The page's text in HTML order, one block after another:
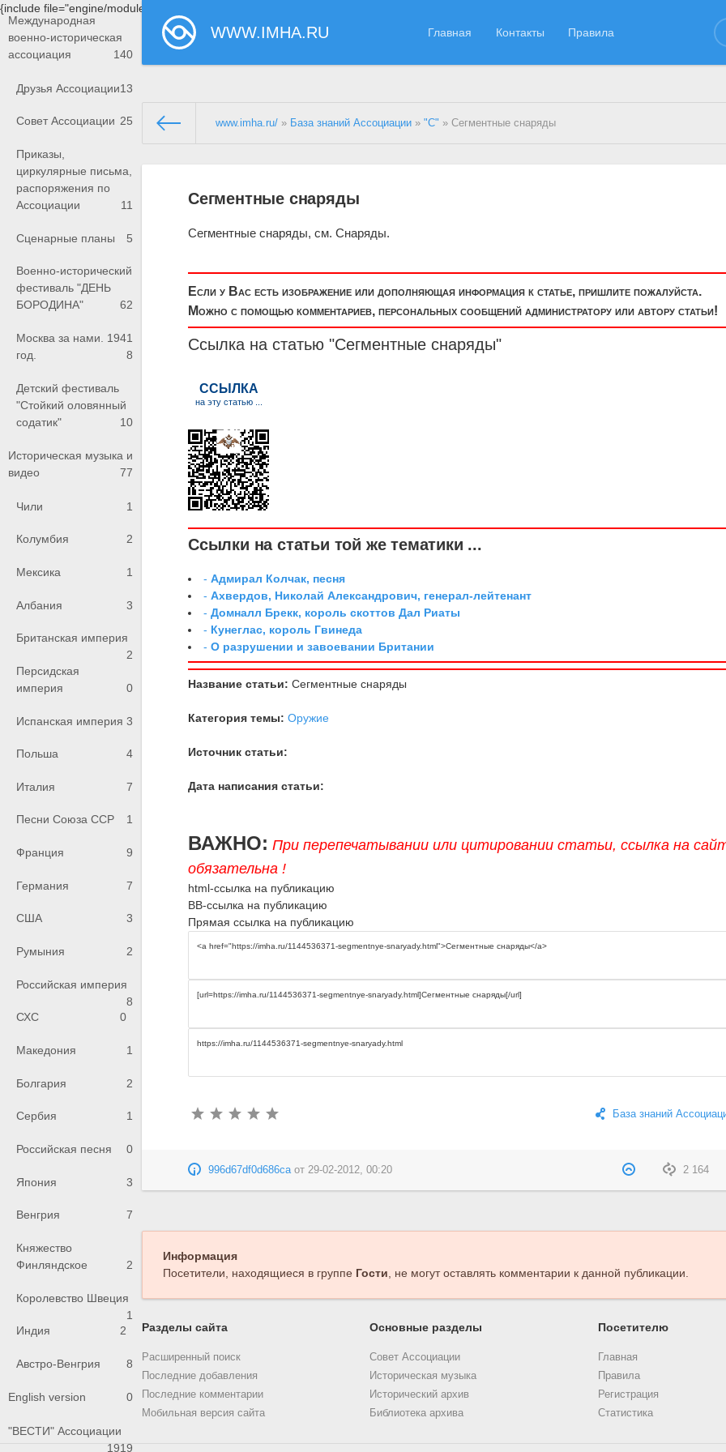
{include file="engine/modules/saperu/head.php"}
WWW.IMHA.RU Главная Контакты Правила
Международная
военно-историческая
ассоциация
140
Друзья Ассоциации13
Совет Ассоциации 25
Приказы,
циркулярные письма,
распоряжения по
Ассоциации
11
Сценарные планы 5
Военно-исторический
фестиваль "ДЕНЬ
БОРОДИНА"
62
Москва за нами. 1941
год.
8
Детский фестиваль
"Стойкий оловянный
содатик"
10
Историческая музыка и
видео
77
Чили 1
Колумбия 2
Мексика 1
Албания 3
Британская империя
2
Персидская
империя
0
Испанская империя 3
Польша 4
Италия 7
Песни Союза ССР 1
Франция 9
Германия 7
США 3
Румыния 2
Российская империя
8
СХС
0
Македония 1
Болгария 2
Сербия 1
Российская песня 0
Япония 3
Венгрия 7
Княжество
Финляндское
2
Королевство Швеция
1
Индия
2
Австро-Венгрия 8
English version 0
"ВЕСТИ" Ассоциации
1919
www.imha.ru/ » База знаний Ассоциации »"С" » Сегментные снаряды
Сегментные снаряды
Сегментные снаряды, см. Снаряды.
Если у Вас есть изображение или дополняющая информация к статье, пришлите пожалуйста.
Можно с помощью комментариев, персональных сообщений администратору или автору статьи!
Ссылка на статью "Сегментные снаряды"
Ссылки на статьи той же тематики ...
-Адмирал Колчак, песня
-Ахвердов, Николай Александрович, генерал-лейтенант
-Домналл Брекк, король скоттов Дал Риаты
- Кунеглас, король Гвинеда
-О разрушении и завоевании Британии
Название статьи: Сегментные снаряды
Категория темы: Оружие
Источник статьи:
Дата написания статьи:
ВАЖНО: При перепечатывании или цитировании статьи, ссылка на
обязательна !
html-ссылка на публикацию
BB-ссылка на публикацию
Прямая ссылка на публикацию
База знаний
2 164
996d67df0d686caот29-02-2012, 00:20
Информация
Посетители, находящиеся в группе Гости, не могут оставлять комментарии к данной публикации.
Разделы сайта
Расширенный поиск
Последние добавления
Последние комментарии
Мобильная версия сайта
Основные разделы
Совет Ассоциации
Историческая музыка
Исторический архив
Библиотека архива
Посетителю
Главная
Правила
Регистрация
Статистика